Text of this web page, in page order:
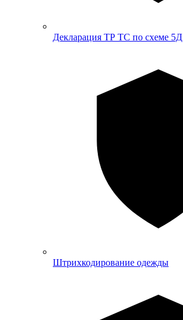
Декларация ТР ТС по схеме 5Д
Штрихкодирование одежды